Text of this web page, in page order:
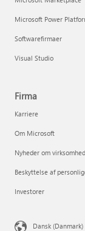
Microsoft Power
Softwarefirmaer
Visual Studio
Firma
Karriere
Om Microsoft
Nyheder om
Beskyttelse af
Investorer
Dansk (Danmark)